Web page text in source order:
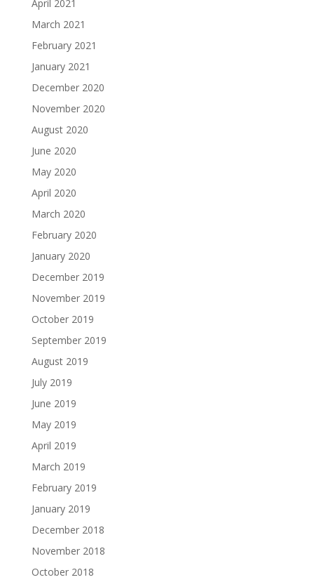
April 2021
March 2021
February 2021
January 2021
December 2020
November 2020
August 2020
June 2020
May 2020
April 2020
March 2020
February 2020
January 2020
December 2019
November 2019
October 2019
September 2019
August 2019
July 2019
June 2019
May 2019
April 2019
March 2019
February 2019
January 2019
December 2018
November 2018
October 2018